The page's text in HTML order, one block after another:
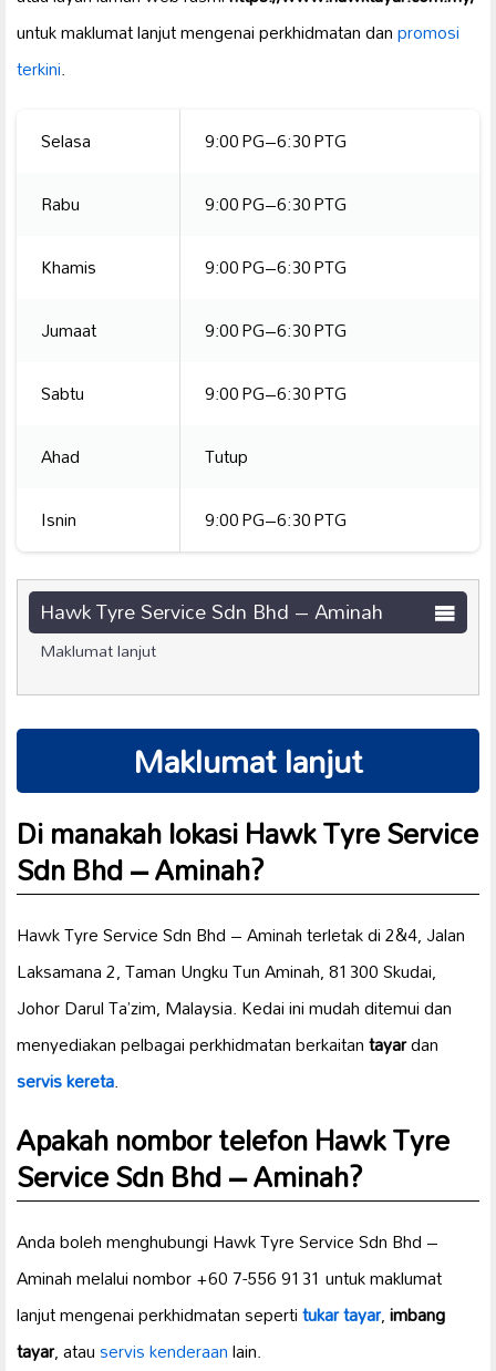
untuk maklumat lanjut mengenai perkhidmatan danpromosi
terkini.
Selasa
9:00 PG–6:30 PTG
Rabu
9:00 PG–6:30 PTG
Khamis
9:00 PG–6:30 PTG
Jumaat
9:00 PG–6:30 PTG
Sabtu
9:00 PG–6:30 PTG
Ahad
Tutup
Isnin
9:00 PG–6:30 PTG
Hawk Tyre Service Sdn Bhd – Aminah
Maklumat lanjut
Maklumat lanjut
Di manakah lokasi Hawk Tyre Service
Sdn Bhd – Aminah?
Hawk Tyre Service Sdn Bhd – Aminah terletak di 2&4, Jalan
Laksamana 2, Taman Ungku Tun Aminah, 81300 Skudai,
Johor Darul Ta’zim, Malaysia. Kedai ini mudah ditemui dan
menyediakan pelbagai perkhidmatan berkaitantayardan
servis kereta.
Apakah nombor telefon Hawk Tyre
Service Sdn Bhd – Aminah?
Anda boleh menghubungi Hawk Tyre Service Sdn Bhd –
Aminah melalui nombor +60 7-556 9131 untuk maklumat
lanjut mengenai perkhidmatan sepertitukar tayar,imbang
tayar, atauservis kenderaanlain.